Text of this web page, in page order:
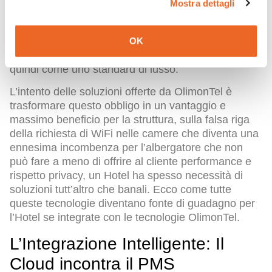
Mostra dettagli
OK
apparecchio in camera (spesso uno in zona notte e
uno in bagno), a sottolineare come la reperibilità sia
sinonimo di prestigio e cura del cliente, identificato
quindi come uno standard di lusso.
L’intento delle soluzioni offerte da OlimonTel è
trasformare questo obbligo in un vantaggio e
massimo beneficio per la struttura, sulla falsa riga
della richiesta di WiFi nelle camere che diventa una
ennesima incombenza per l’albergatore che non
può fare a meno di offrire al cliente performance e
rispetto privacy, un Hotel ha spesso necessità di
soluzioni tutt’altro che banali. Ecco come tutte
queste tecnologie diventano fonte di guadagno per
l’Hotel se integrate con le tecnologie OlimonTel.
L’Integrazione Intelligente: Il
Cloud incontra il PMS